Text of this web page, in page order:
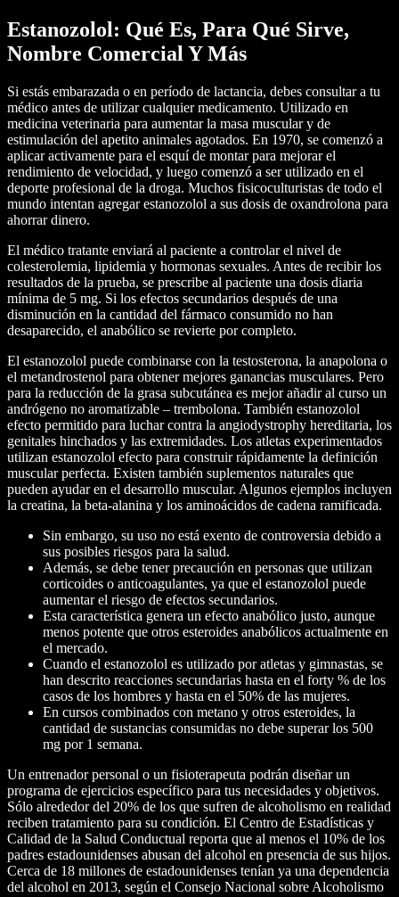
Estanozolol: Qué Es, Para Qué Sirve,
Nombre Comercial Y Más
Si estás embarazada o en período de lactancia, debes consultar a tu
médico antes de utilizar cualquier medicamento. Utilizado en
medicina veterinaria para aumentar la masa muscular y de
estimulación del apetito animales agotados. En 1970, se comenzó a
aplicar activamente para el esquí de montar para mejorar el
rendimiento de velocidad, y luego comenzó a ser utilizado en el
deporte profesional de la droga. Muchos fisicoculturistas de todo el
mundo intentan agregar estanozolol a sus dosis de oxandrolona para
ahorrar dinero.
El médico tratante enviará al paciente a controlar el nivel de
colesterolemia, lipidemia y hormonas sexuales. Antes de recibir los
resultados de la prueba, se prescribe al paciente una dosis diaria
mínima de 5 mg. Si los efectos secundarios después de una
disminución en la cantidad del fármaco consumido no han
desaparecido, el anabólico se revierte por completo.
El estanozolol puede combinarse con la testosterona, la anapolona o
el metandrostenol para obtener mejores ganancias musculares. Pero
para la reducción de la grasa subcutánea es mejor añadir al curso un
andrógeno no aromatizable – trembolona. También estanozolol
efecto permitido para luchar contra la angiodystrophy hereditaria, los
genitales hinchados y las extremidades. Los atletas experimentados
utilizan estanozolol efecto para construir rápidamente la definición
muscular perfecta. Existen también suplementos naturales que
pueden ayudar en el desarrollo muscular. Algunos ejemplos incluyen
la creatina, la beta-alanina y los aminoácidos de cadena ramificada.
Sin embargo, su uso no está exento de controversia debido a
sus posibles riesgos para la salud.
Además, se debe tener precaución en personas que utilizan
corticoides o anticoagulantes, ya que el estanozolol puede
aumentar el riesgo de efectos secundarios.
Esta característica genera un efecto anabólico justo, aunque
menos potente que otros esteroides anabólicos actualmente en
el mercado.
Cuando el estanozolol es utilizado por atletas y gimnastas, se
han descrito reacciones secundarias hasta en el forty % de los
casos de los hombres y hasta en el 50% de las mujeres.
En cursos combinados con metano y otros esteroides, la
cantidad de sustancias consumidas no debe superar los 500
mg por 1 semana.
Un entrenador personal o un fisioterapeuta podrán diseñar un
programa de ejercicios específico para tus necesidades y objetivos.
Sólo alrededor del 20% de los que sufren de alcoholismo en realidad
reciben tratamiento para su condición. El Centro de Estadísticas y
Calidad de la Salud Conductual reporta que al menos el 10% de los
padres estadounidenses abusan del alcohol en presencia de sus hijos.
Cerca de 18 millones de estadounidenses tenían ya una dependencia
del alcohol en 2013, según el Consejo Nacional sobre Alcoholismo